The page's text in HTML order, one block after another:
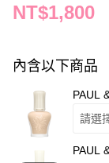
NT$1,800
內含以下商品
PAUL
請選
PAUL